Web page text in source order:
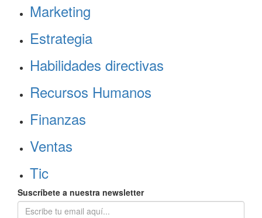
Marketing
Estrategia
Habilidades directivas
Recursos Humanos
Finanzas
Ventas
Tic
Suscríbete a nuestra newsletter